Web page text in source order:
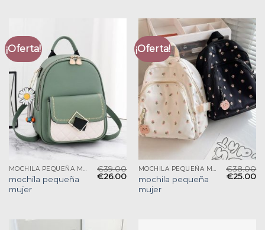
¡Oferta!
MOCHILA PEQUEÑA MUJER
mochila pequeña
mujer
€39.00
€26.00
¡Oferta!
MOCHILA PEQUEÑA MUJER
mochila pequeña
mujer
€38.00
€25.00